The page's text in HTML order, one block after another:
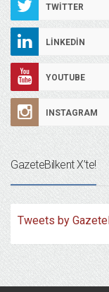
TWITTER
LINKEDIN
YOUTUBE
INSTAGRAM
GazeteBilkent X’te!
Tweets by